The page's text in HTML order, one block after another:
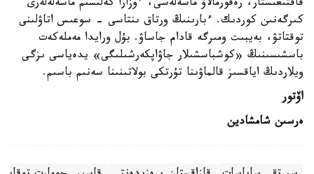
قاقتىعىستار، رەفورمالاۋ ماسەلەسى، ءوزارا كەلىسىم ماسەلەلەرى
كىرگەنىن كوردىك. ءبارىنىڭ ورتاق ىنتاسى - سوعىس اتاۋلىنى
توقتاتۋ، بەيبىت ومىرگە قادام جاساۋ. بۇل ورايدا مەملەكەت
باسشىسىنىڭ «كوشباسشىلار جاۋاپكەرشىلىگى» يدەياسى ىزگى
ويلاردىڭ اياقسىز قالماۋىنا تۇرتكى بولاتىنىنا سەنىم باسىم.
اۆتور
ەرسىن شامشادين